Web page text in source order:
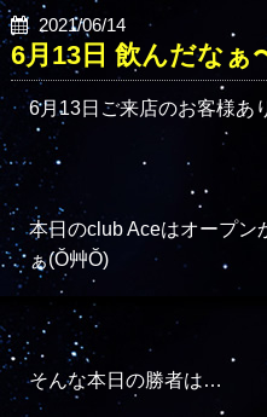
2021/06/14
6月13日ご来店のお客様あ
本日のclub Aceはオープン
ぁ(Ŏ艸Ŏ)
そんな本日の勝者は…